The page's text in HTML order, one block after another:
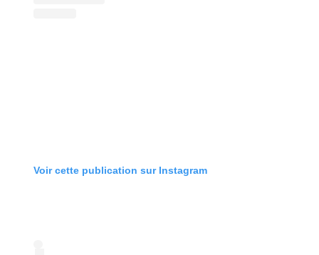
Voir cette publication sur Instagram